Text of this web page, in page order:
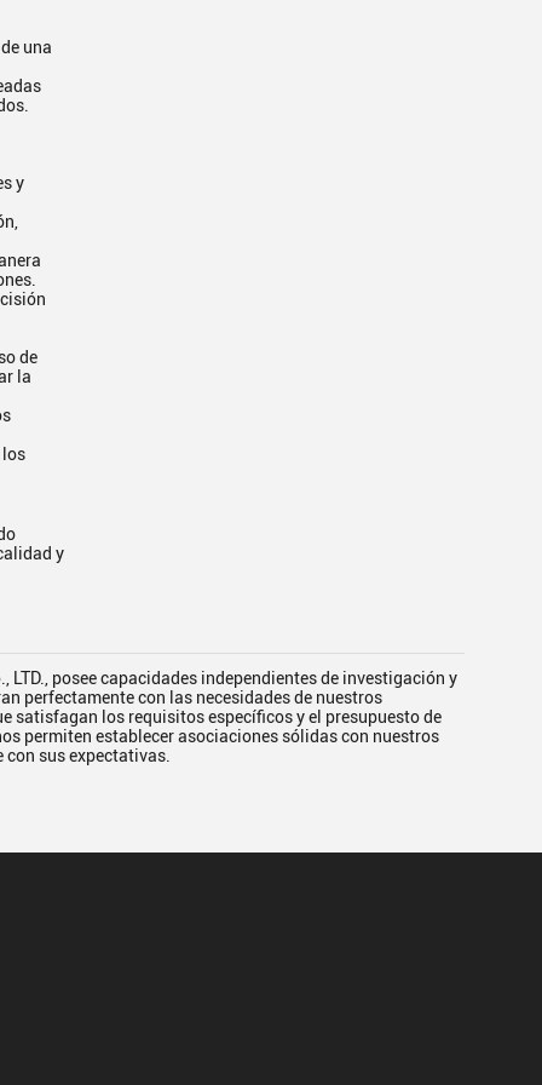
una
y
de
la
los
y
posee capacidades independientes de investigación y
perfectamente con las necesidades de nuestros
satisfagan los requisitos específicos y el presupuesto de
permiten establecer asociaciones sólidas con nuestros
sus expectativas.